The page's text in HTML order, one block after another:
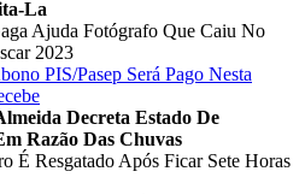
La
Ajuda Fotógrafo Que Caiu No
2023
PIS/Pasep Será Pago Nesta
Decreta Estado De
Razão Das Chuvas
É Resgatado Após Ficar Sete Horas